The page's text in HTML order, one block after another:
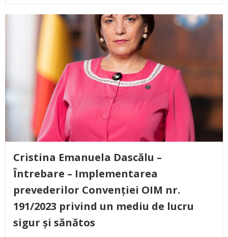
Cristina Emanuela Dascălu –
Întrebare – Implementarea
prevederilor Convenției OIM nr.
191/2023 privind un mediu de lucru
sigur și sănătos